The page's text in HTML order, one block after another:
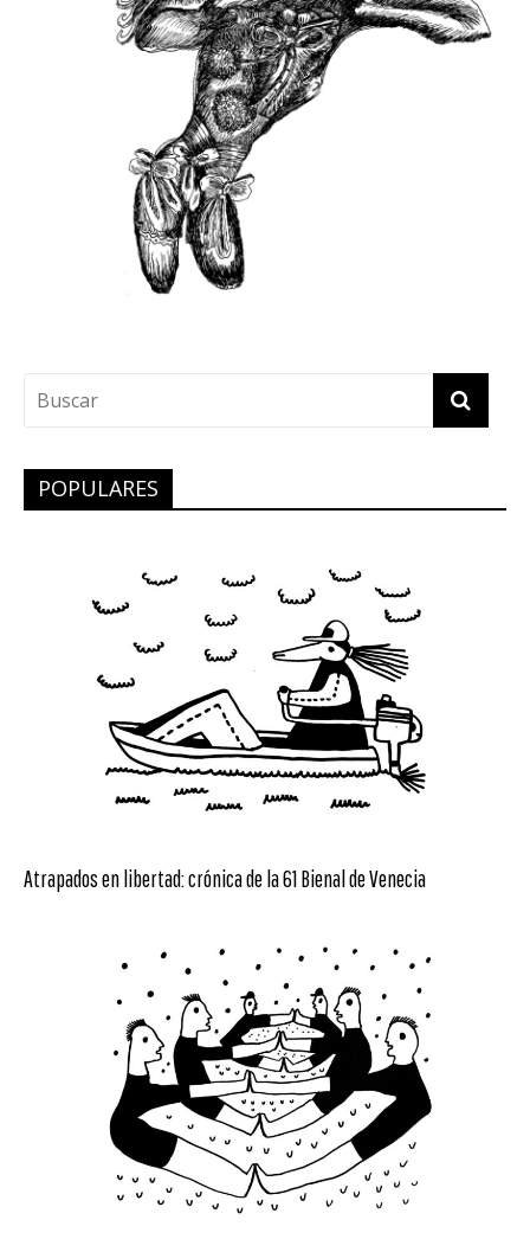
POPULARES
Atrapados en libertad: crónica de la 61 Bienal de Venecia